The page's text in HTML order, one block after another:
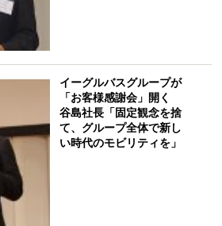
イーグルバスグループが
「お客様感謝会」開く
谷島社長「固定観念を捨
て、グループ全体で新し
い時代のモビリティを」